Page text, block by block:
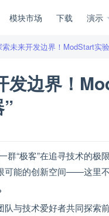
模块市场 下载 演示
未来开发边界！ModStart实
发边界！
群“极客”在追寻技术的
能的创新空间——这里不
与技术爱好者共同探索